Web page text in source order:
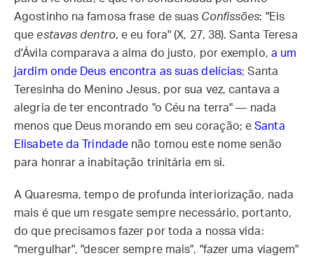
Agostinho na famosa frase de suas Confissões: "Eis
que estavas dentro, e eu fora" (X, 27, 38). Santa Teresa
d'Ávila comparava a alma do justo, por exemplo, a um
jardim onde Deus encontra as suas delícias; Santa
Teresinha do Menino Jesus, por sua vez, cantava a
alegria de ter encontrado "o Céu na terra" — nada
menos que Deus morando em seu coração; eSanta
Elisabete da Trindade não tomou este nome senão
para honrar a inabitação trinitária em si.
A Quaresma, tempo de profunda interiorização, nada
mais é que um resgate sempre necessário, portanto,
do que precisamos fazer por toda a nossa vida:
"mergulhar", "descer sempre mais", "fazer uma viagem"